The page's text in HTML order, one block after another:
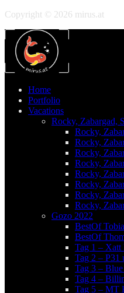
Copyright © 2026 mirus.at
Home
Portfolio
Vacations
Rocky, Zabargad,
Rocky,
Rocky,
Rocky,
Rocky,
Rocky,
Rocky,
Rocky,
Rocky,
Gozo 2022
BestOf
BestOf
Tag 1 –
Tag 2 – P31
Tag 3 –
Tag 4 –
Tag 5 – MT